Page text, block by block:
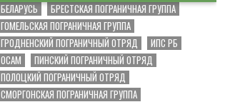
БЕЛАРУСЬ
БРЕСТСКАЯ ПОГРАНИЧНАЯ ГРУППА
ГОМЕЛЬСКАЯ ПОГРАНИЧНАЯ ГРУППА
ГРОДНЕНСКИЙ ПОГРАНИЧНЫЙ ОТРЯД
ИПС РБ
ОСАМ
ПИНСКИЙ ПОГРАНИЧНЫЙ ОТРЯД
ПОЛОЦКИЙ ПОГРАНИЧНЫЙ ОТРЯД
СМОРГОНСКАЯ ПОГРАНИЧНАЯ ГРУППА